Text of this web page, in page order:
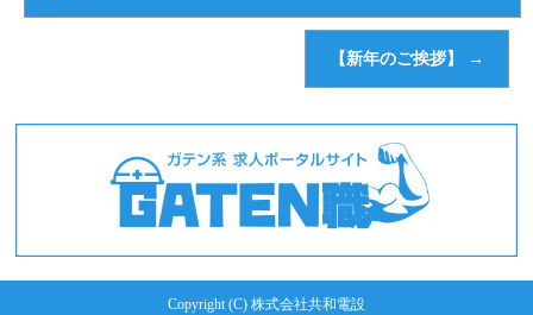
【新年のご挨拶】 →
Copyright (C) 株式会社共和電設